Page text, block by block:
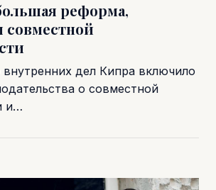
реформа,
совместной
дел Кипра включило
о совместной
и…